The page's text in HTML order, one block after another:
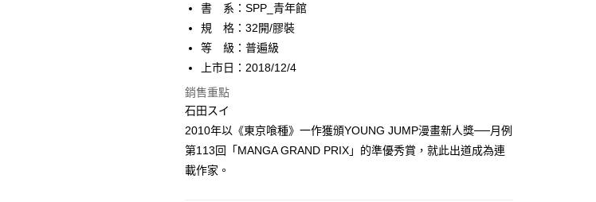
２．便利：只要手機號碼，簡訊認證，即可結帳。
３．安心：先確認商品／服務後，再付款。
１．於結帳方式選擇「AFTEE先享後付」後，將跳轉至「AFTEE先享後
付」結帳頁面，進行簡訊認證並確認金額後，即可完成結帳。
２．訂單成立數日內，您將收到繳費通知簡訊。
３．收到繳費通知簡訊後14天內，點擊此簡訊中的連結，可透過四大超商
／ATM／網路銀行／等多元方式進行付款，方視為交易完成。
※ 請注意：結帳手續完成當下不需立刻繳費，但若您需要取消訂單，請聯
絡購買商品的店家。未經商家同意取消之訂單仍視為有效，需透過AFTEE
先享後付繳納相關費用。
運送方式
全家取貨付款
每筆NT$80，滿NT$500(含以上)免運費
付款後全家取貨
每筆NT$80，滿NT$500(含以上)免運費
萊爾富取貨付款
每筆NT$80，滿NT$500(含以上)免運費
書 系：SPP_青年館
規 格：32開/膠裝
等 級：普遍級
上市日：2018/12/4
銷售重點
石田スイ
2010年以《東京喰種》一作獲頒YOUNG JUMP漫畫新人獎──月例
第113回「MANGA GRAND PRIX」的準優秀賞，就此出道成為連
載作家。